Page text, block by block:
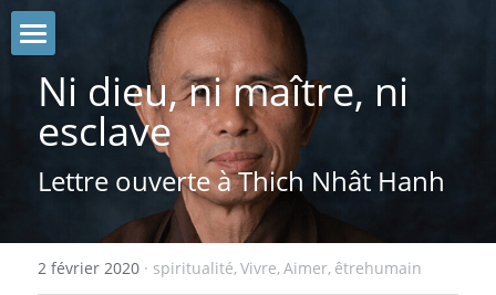
A propos
Blog
Me contacter
Photos
Rechercher
Ni dieu, ni maître, ni
esclave
Lettre ouverte à Thich Nhât Hanh
2 février 2020 · spiritualité,Vivre,Aimer, êtrehumain